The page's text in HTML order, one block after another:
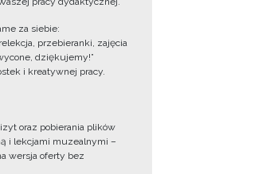
za siebie:
przebieranki, zajęcia
dziękujemy!”
i kreatywnej pracy.
oraz pobierania plików
i lekcjami muzealnymi –
wersja oferty bez